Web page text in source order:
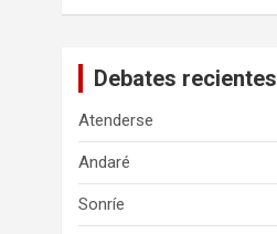
Debates recientes
Atenderse
Andaré
Sonríe